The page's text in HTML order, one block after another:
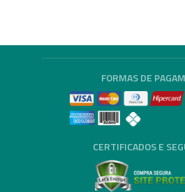
FORMAS DE
CERTIFICADOS E